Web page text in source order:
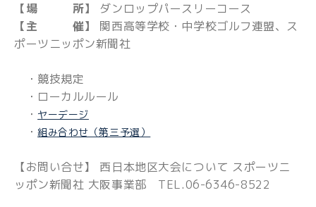
【場 所】
ダンロップパースリーコース
【主 催】
関西高等学校・中学校ゴルフ連盟、ス
ポーツニッポン新聞社
・競技規定
・ローカルルール
・ ヤーデージ
・組み合わせ（第三予選）
【お問い合せ】 西日本地区大会について スポーツニ
ッポン新聞社 大阪事業部 TEL.06-6346-8522